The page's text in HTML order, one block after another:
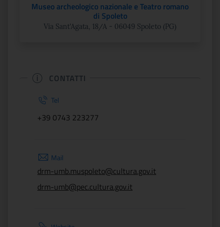
Museo archeologico nazionale e Teatro romano
di Spoleto
Via Sant'Agata, 18/A - 06049 Spoleto (PG)
CONTATTI
Tel
+39 0743 223277
Mail
drm-umb.muspoleto@cultura.gov.it
drm-umb@pec.cultura.gov.it